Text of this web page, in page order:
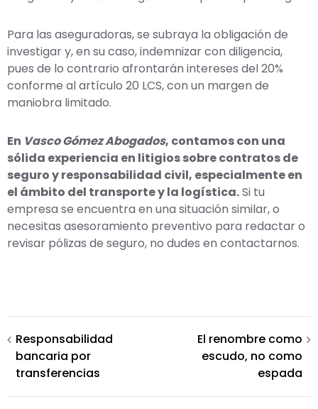
Para las aseguradoras, se subraya la obligación de
investigar y, en su caso, indemnizar con diligencia,
pues de lo contrario afrontarán intereses del 20%
conforme al artículo 20 LCS, con un margen de
maniobra limitado.
En Vasco Gómez Abogados, contamos con una
sólida experiencia en litigios sobre contratos de
seguro y responsabilidad civil, especialmente en
el ámbito del transporte y la logística.Si tu
empresa se encuentra en una situación similar, o
necesitas asesoramiento preventivo para redactar o
revisar pólizas de seguro, no dudes en contactarnos.
Navegación
de
Responsabilidad
bancaria por
transferencias
El renombre como
escudo, no como
espada